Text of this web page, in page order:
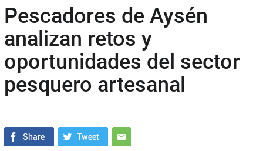
Pescadores de Aysén
analizan retos y
oportunidades del sector
pesquero artesanal